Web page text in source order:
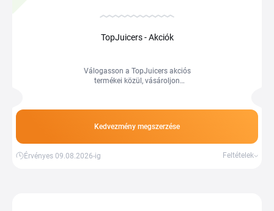
TopJuicers - Akciók
Válogasson a TopJuicers akciós
termékei közül, vásároljon
Kedvezmény megszerzése
Érvényes 09.08.2026-ig Feltételek